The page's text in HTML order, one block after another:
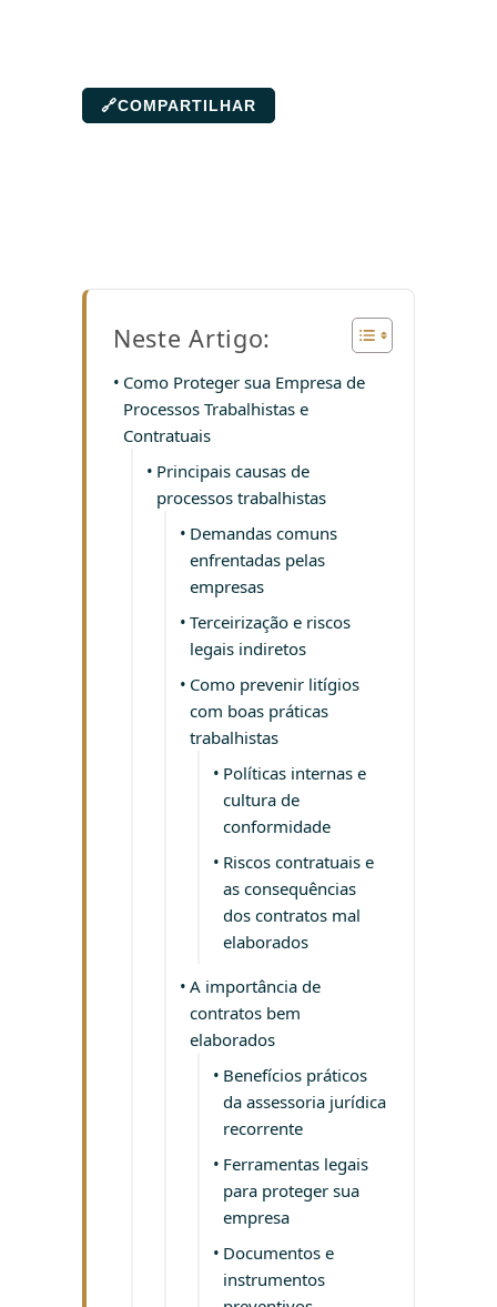
🔗COMPARTILHAR
Neste Artigo:
Como Proteger sua Empresa de
Processos Trabalhistas e
Contratuais
Principais causas de
processos trabalhistas
Demandas comuns
enfrentadas pelas
empresas
Terceirização e riscos
legais indiretos
Como prevenir litígios
com boas práticas
trabalhistas
Políticas internas e
cultura de
conformidade
Riscos contratuais e
as consequências
dos contratos mal
elaborados
A importância de
contratos bem
elaborados
Benefícios práticos
da assessoria jurídica
recorrente
Ferramentas legais
para proteger sua
empresa
Documentos e
instrumentos